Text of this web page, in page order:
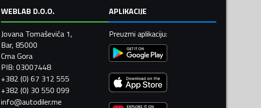
WEBLAB D.O.O.
Jovana Tomaševića 1,
Bar, 85000
Crna Gora
PIB: 03007448
+382 (0) 67 312 555
+382 (0) 30 550 099
info@autodiler.me
APLIKACIJE
Preuzmi aplikaciju: